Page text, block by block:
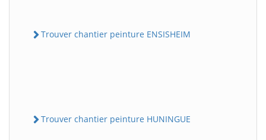
Trouver chantier peinture ENSISHEIM
Trouver chantier peinture HUNINGUE